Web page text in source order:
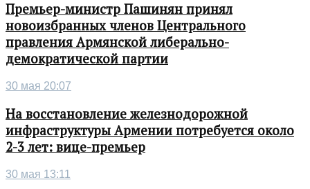
Премьер-министр Пашинян принял
новоизбранных членов Центрального
правления Армянской либерально-
демократической партии
30 мая 20:07
На восстановление железнодорожной
инфраструктуры Армении потребуется около
2-3 лет: вице-премьер
30 мая 13:11